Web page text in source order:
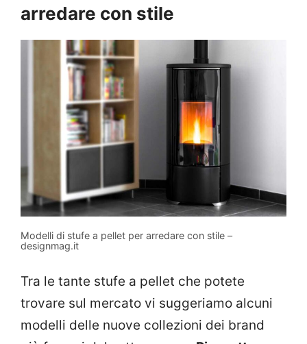
arredare con stile
Modelli di stufe a pellet per arredare con stile –
designmag.it
Tra le tante stufe a pellet che potete
trovare sul mercato vi suggeriamo alcuni
modelli delle nuove collezioni dei brand